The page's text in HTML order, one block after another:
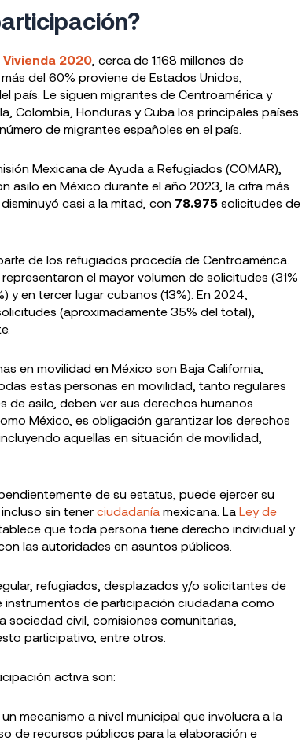
2020 , cerca de 1.168 millones de
del 60% proviene de Estados Unidos,
país. Le siguen migrantes de Centroamérica y
Colombia, Honduras y Cuba los principales países
de migrantes españoles en el país.
Mexicana de Ayuda a Refugiados (COMAR),
asilo en México durante el año 2023, la cifra más
casi a la mitad, con 78.975 solicitudes de
de los refugiados procedía de Centroamérica.
el mayor volumen de solicitudes (31%
en tercer lugar cubanos (13%). En 2024,
(aproximadamente 35% del total),
en movilidad en México son Baja California,
estas personas en movilidad, tanto regulares
de asilo, deben ver sus derechos humanos
México, es obligación garantizar los derechos
aquellas en situación de movilidad,
de su estatus, puede ejercer su
sin tener ciudadanía mexicana. La Ley de
que toda persona tiene derecho individual y
las autoridades en asuntos públicos.
refugiados, desplazados y/o solicitantes de
de participación ciudadana como
civil, comisiones comunitarias,
participativo, entre otros.
activa son:
un mecanismo a nivel municipal que involucra a la
de recursos públicos para la elaboración e